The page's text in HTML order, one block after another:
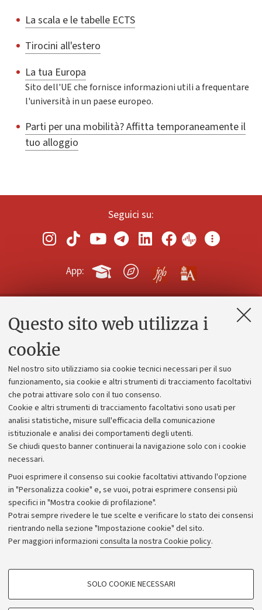
Questo sito web utilizza i
cookie
Nel nostro sito utilizziamo sia cookie tecnici necessari per il suo
funzionamento, sia cookie e altri strumenti di tracciamento facoltativi
che potrai attivare solo con il tuo consenso.
Cookie e altri strumenti di tracciamento facoltativi sono usati per
analisi statistiche, misure sull'efficacia della comunicazione
istituzionale e analisi dei comportamenti degli utenti.
Se chiudi questo banner continuerai la navigazione solo con i cookie
necessari.
Puoi esprimere il consenso sui cookie facoltativi attivando l'opzione
in "Personalizza cookie" e, se vuoi, potrai esprimere consensi più
specifici in "Mostra cookie di profilazione".
Potrai sempre rivedere le tue scelte e verificare lo stato dei consensi
rientrando nella sezione "Impostazione cookie" del sito.
Per maggiori informazioni consulta la nostra Cookie policy.
COOKIE DI PROFILAZIONE - FACOLTATIVI
SOLO COOKIE NECESSARI
La scala e le tabelle ECTS
Tirocini all'estero
La tua Europa
Sito dell'UE che fornisce informazioni utili a frequentare
l'università in un paese europeo.
Parti per una mobilità? Affitta temporaneamente il
tuo alloggio
Seguici su:
App:
Contatti e PEC
Alumni community
Piano strategico
Bilanci
Donazioni e 5x1000
Bandi, gare e concorsi
Albo online
Amministrazione trasparente
Atti di notifica
Informazioni sul sito e accessibilità
Dichiarazione di accessibilità
Privacy e note legali